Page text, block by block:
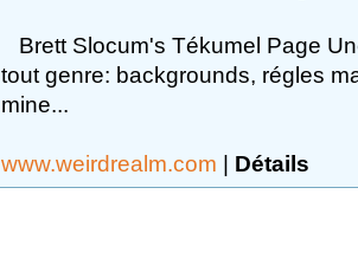
Brett Slocum's Tékumel Page
tout genre: backgrounds, régles
mine...
www.weirdrealm.com | Détails